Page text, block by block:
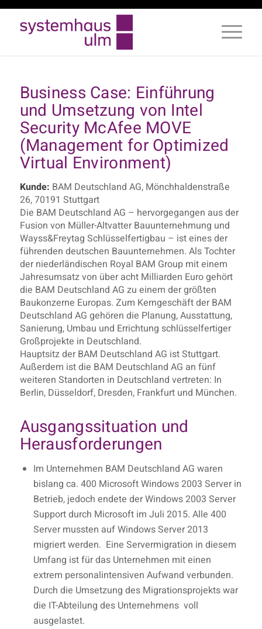
Business Case: Einführung
und Umsetzung von Intel
Security McAfee MOVE
(Management for Optimized
Virtual Environment)
Kunde: BAM Deutschland AG, Mönchhaldenstraße
26, 70191 Stuttgart
Die BAM Deutschland AG – hervorgegangen aus der
Fusion von Müller-Altvatter Bauunternehmung und
Wayss&Freytag Schlüsselfertigbau – ist eines der
führenden deutschen Bauunternehmen. Als Tochter
der niederländischen Royal BAM Group mit einem
Jahresumsatz von über acht Milliarden Euro gehört
die BAM Deutschland AG zu einem der größten
Baukonzerne Europas. Zum Kerngeschäft der BAM
Deutschland AG gehören die Planung, Ausstattung,
Sanierung, Umbau und Errichtung schlüsselfertiger
Großprojekte in Deutschland.
Hauptsitz der BAM Deutschland AG ist Stuttgart.
Außerdem ist die BAM Deutschland AG an fünf
weiteren Standorten in Deutschland vertreten: In
Berlin, Düsseldorf, Dresden, Frankfurt und München.
Ausgangssituation und
Herausforderungen
Im Unternehmen BAM Deutschland AG waren
bislang ca. 400 Microsoft Windows 2003 Server in
Betrieb, jedoch endete der Windows 2003 Server
Support durch Microsoft im Juli 2015. Alle 400
Server mussten auf Windows Server 2013
migriert werden. Eine Servermigration in diesem
Umfang ist für das Unternehmen mit einen
extrem personalintensiven Aufwand verbunden.
Durch die Umsetzung des Migrationsprojekts war
die IT-Abteilung des Unternehmens voll
ausgelastet.